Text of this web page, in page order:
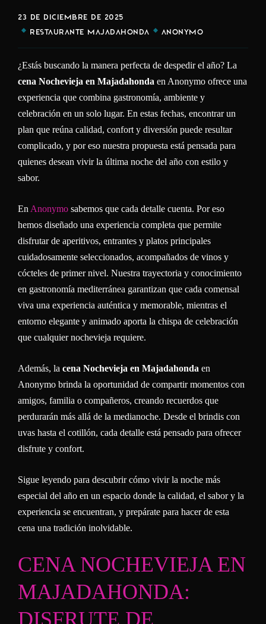
23 DE DICIEMBRE DE 2025
RESTAURANTE MAJADAHONDA
ANONYMO
¿Estás buscando la manera perfecta de despedir el año? La
cena Nochevieja en Majadahonda en Anonymo ofrece una
experiencia que combina gastronomía, ambiente y
celebración en un solo lugar. En estas fechas, encontrar un
plan que reúna calidad, confort y diversión puede resultar
complicado, y por eso nuestra propuesta está pensada para
quienes desean vivir la última noche del año con estilo y
sabor.
En Anonymo sabemos que cada detalle cuenta. Por eso
hemos diseñado una experiencia completa que permite
disfrutar de aperitivos, entrantes y platos principales
cuidadosamente seleccionados, acompañados de vinos y
cócteles de primer nivel. Nuestra trayectoria y conocimiento
en gastronomía mediterránea garantizan que cada comensal
viva una experiencia auténtica y memorable, mientras el
entorno elegante y animado aporta la chispa de celebración
que cualquier nochevieja requiere.
Además, la cena Nochevieja en Majadahonda en
Anonymo brinda la oportunidad de compartir momentos con
amigos, familia o compañeros, creando recuerdos que
perdurarán más allá de la medianoche. Desde el brindis con
uvas hasta el cotillón, cada detalle está pensado para ofrecer
disfrute y confort.
Sigue leyendo para descubrir cómo vivir la noche más
especial del año en un espacio donde la calidad, el sabor y la
experiencia se encuentran, y prepárate para hacer de esta
cena una tradición inolvidable.
CENA NOCHEVIEJA EN
MAJADAHONDA: